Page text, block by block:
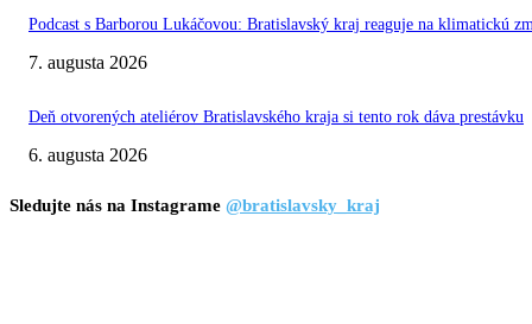
Podcast s Barborou Lukáčovou: Bratislavský kraj reaguje na klimatickú
7. augusta 2026
Deň otvorených ateliérov Bratislavského kraja si tento rok dáva prestávku
6. augusta 2026
Sledujte nás na Instagrame @bratislavsky_kraj